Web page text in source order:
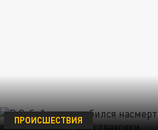
ПРОИСШЕСТВИЯ